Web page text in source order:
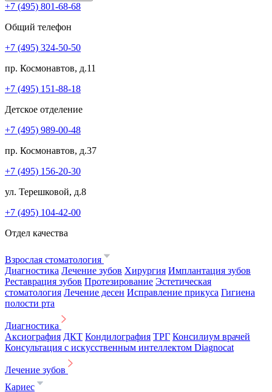
+7 (495) 801-68-68
Общий телефон
+7 (495) 324-50-50
пр. Космонавтов, д.11
+7 (495) 151-88-18
Детское отделение
+7 (495) 989-00-48
пр. Космонавтов, д.37
+7 (495) 156-20-30
ул. Терешковой, д.8
+7 (495) 104-42-00
Отдел качества
Взрослая стоматология
Диагностика Лечение зубов Хирургия Имплантация зубов
Реставрация зубов Протезирование Эстетическая
стоматология Лечение десен Исправление прикуса Гигиена
полости рта
Диагностика
Аксиография ДКТ Кондилография ТРГ Консилиум врачей
Консультация с искусственным интеллектом Diagnocat
Лечение зубов
Кариес